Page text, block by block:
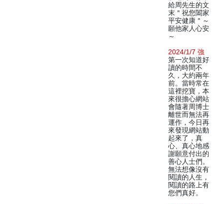
給周先生的文
末＂祝您闔家
平安健康＂～
願他家人心安
～
2024/1/7 強
第一次知道好
讀的時間不
久，大約兩年
前。當時常在
這裡挖寶，本
來很擔心網站
會隨著周博士
離世而無法再
運作，今日再
來發現網站動
起來了，真
心、真心地感
謝願意付出的
善心人士們。
無法想像沒有
閱讀的人生，
閱讀的路上有
您們真好。